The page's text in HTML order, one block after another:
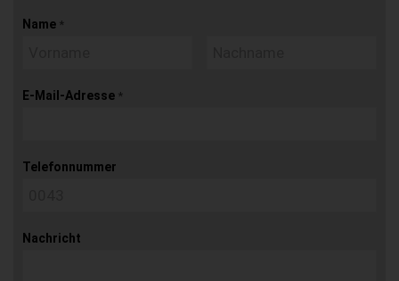
Name *
E-Mail-Adresse *
Telefonnummer
Nachricht